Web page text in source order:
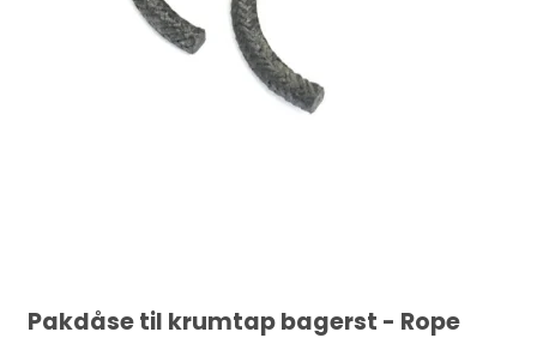
Pakdåse til krumtap bagerst - Rope